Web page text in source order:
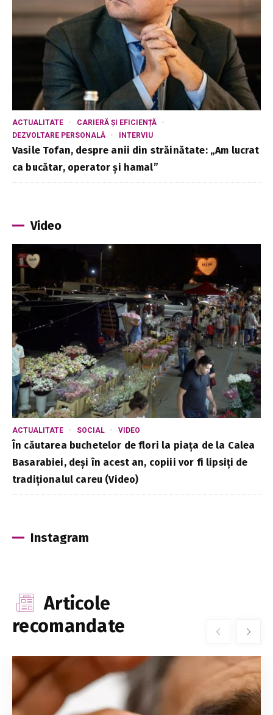
ACTUALITATE
CARIERĂ ȘI EFICIENȚĂ
DEZVOLTARE PERSONALĂ
INTERVIU
Vasile Tofan, despre anii din străinătate: „Am lucrat
ca bucătar, operator și hamal”
Video
ACTUALITATE SOCIAL VIDEO
În căutarea buchetelor de flori la piața de la Calea
Basarabiei, deși în acest an, copiii vor fi lipsiți de
tradiționalul careu (Video)
Instagram
Articole
recomandate